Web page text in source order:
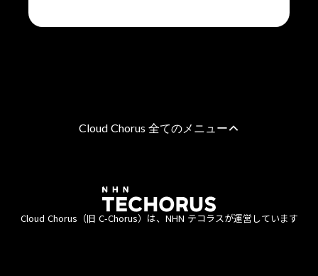
Cloud Chorus 全てのメニュー
AWS請求代行サービス
8%割引・10％割引・個別割引プラン
Cloud Chorus（旧 C-Chorus）は、NHN テコラスが運営しています